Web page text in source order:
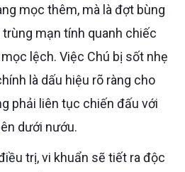
mọc thêm, mà là đợt bùng
mạn tính quanh chiếc
lệch. Việc Chú bị sốt nhẹ
là dấu hiệu rõ ràng cho
phải liên tục chiến đấu với
dưới nướu.